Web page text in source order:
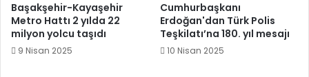
Başakşehir-Kayaşehir
Metro Hattı 2 yılda 22
milyon yolcu taşıdı
9 Nisan 2025
Cumhurbaşkanı
Erdoğan'dan Türk Polis
Teşkilatı’na 180. yıl mesajı
10 Nisan 2025